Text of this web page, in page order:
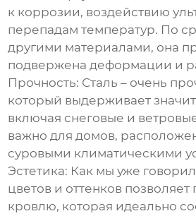
к коррозии, воздействию
перепадам температур. По
другими материалами, она
подвержена деформации и
Прочность: Сталь – очень
который выдерживает
включая снеговые и
важно для домов,
суровыми климатическими
Эстетика: Как мы уже
цветов и оттенков позволяет
кровлю, которая идеально